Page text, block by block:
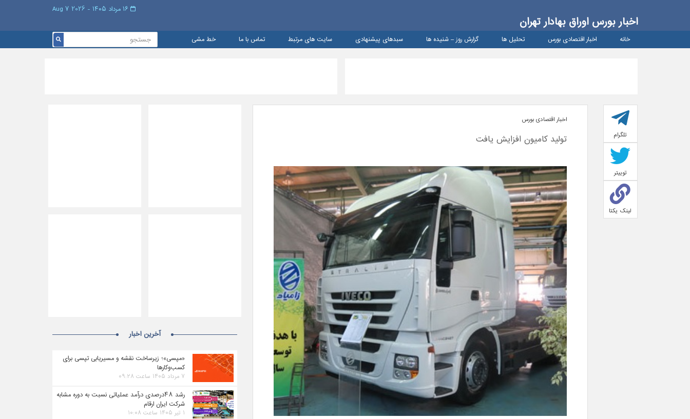
اخبار بورس اوراق بهادار تهران
خانه اخبار اقتصادی بورس تحلیل ها گزارش روز – شنيده ها سبدهای پیشنهادی سایت های مرتبط تماس با ما خط مشی
تلگرام
توییتر
لینک یکتا
اخبار اقتصادی بورس
تولید کامیون افزایش یافت
آخرین اخبار
«مپسی»؛ زیرساخت نقشه و مسیریابی تپسی برای
کسب‌وکارها
۷ مرداد ۱۴۰۵ ساعت ۰۹:۲۸
رشد ۴۸درصدی درآمد عملیاتی نسبت به دوره مشابه
شرکت ایران ارقام
۱ تیر ۱۴۰۵ ساعت ۱۰:۰۸